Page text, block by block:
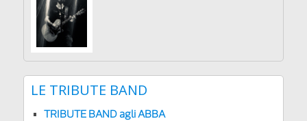
LE TRIBUTE BAND
TRIBUTE BAND agli ABBA